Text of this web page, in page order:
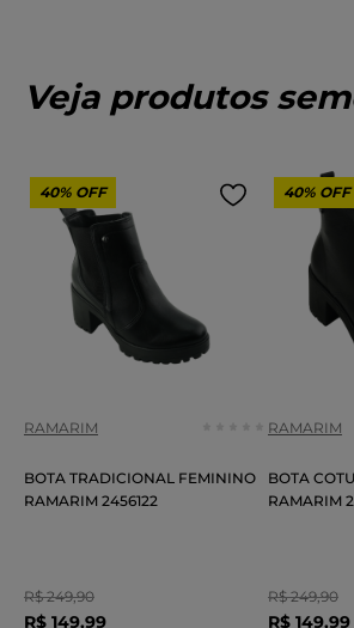
Veja produtos
40% OFF
RAMARIM
BOTA TRADICIONAL FEMININO
RAMARIM 2456122
R$ 249,90
R$ 149,99
40% OFF
RAMARIM
BOTA
RAMARIM
R$ 249,90
R$ 149,99